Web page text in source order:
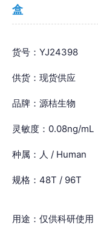
盒
货号：YJ24398
供货：现货供应
品牌：源桔生物
灵敏度：0.08ng/mL
种属：人 / Human
规格：48T / 96T
用途：仅供科研使用